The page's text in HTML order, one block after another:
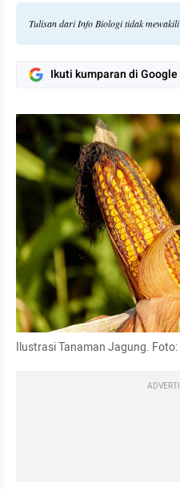
Tulisan dari Info Biologi tidak
Ikuti kumparan di Google
Ilustrasi Tanaman Jagung.